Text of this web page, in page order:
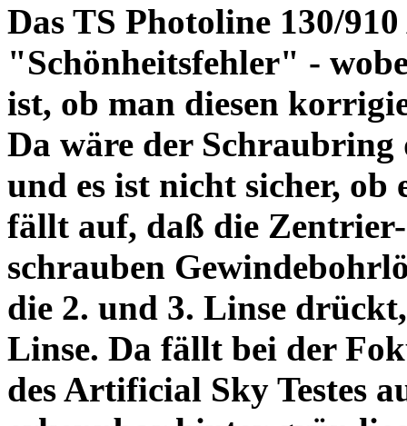
Das TS Photoline 130/
"Schönheitsfehler" -
ist, ob man diesen
Da wäre der
und es ist nicht sicher,
fällt auf, daß die Zentrier-
schrauben
die 2. und 3. Linse
Linse. Da fällt bei der
des Artificial Sky Testes